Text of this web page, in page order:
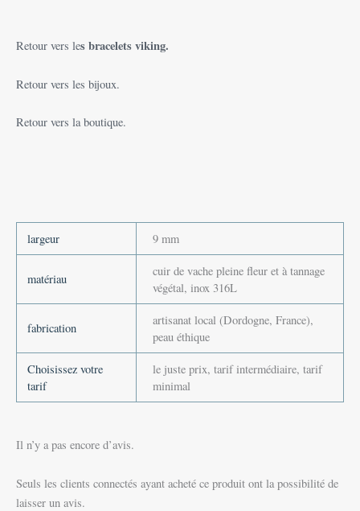
Retour vers les bracelets viking.
Retour vers les bijoux.
Retour vers la boutique.
largeur 9 mm
matériau
cuir de vache pleine fleur et à tannage
végétal, inox 316L
fabrication
artisanat local (Dordogne, France),
peau éthique
Choisissez votre
tarif
le juste prix, tarif intermédiaire, tarif
minimal
Il n’y a pas encore d’avis.
Seuls les clients connectés ayant acheté ce produit ont la possibilité de
laisser un avis.